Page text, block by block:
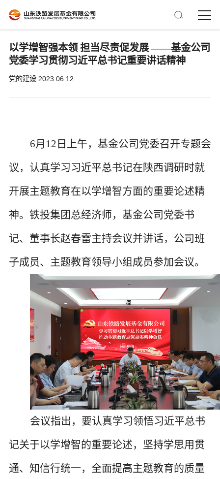
以学增智强本领 担当尽责促发展 ——基金公司
党委学习贯彻习近平总书记重要讲话精神
党的建设 2023 06 12
6月12日上午，基金公司党委召开专题会
议，认真学习习近平总书记在陕西调研时就
开展主题教育在以学增智方面的重要论述精
神。铁投集团总经济师，基金公司党委书
记、董事长赵春雷主持会议并讲话，公司班
子成员、主题教育领导小组成员参加会议。
会议指出，要认真学习领悟习近平总书
记关于以学增智的重要论述，坚持学思用贯
通、知信行统一，全面提高主题教育的质量